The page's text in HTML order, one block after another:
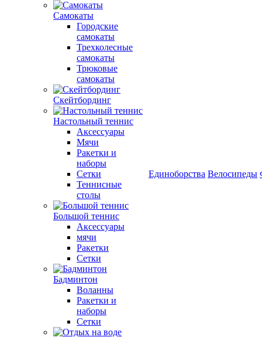
Самокаты
Городские
самокаты
Трехколесные
самокаты
Трюковые
самокаты
Скейтбординг
Настольный теннис
Аксессуары
Мячи
Ракетки и
наборы
Сетки
Теннисные
столы
Большой теннис
Аксессуары
мячи
Ракетки
Сетки
Бадминтон
Воланны
Ракетки и
наборы
Сетки
Единоборства Велосипеды